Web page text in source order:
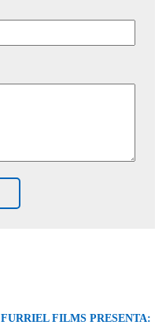
FURRIEL FILMS PRESENTA: